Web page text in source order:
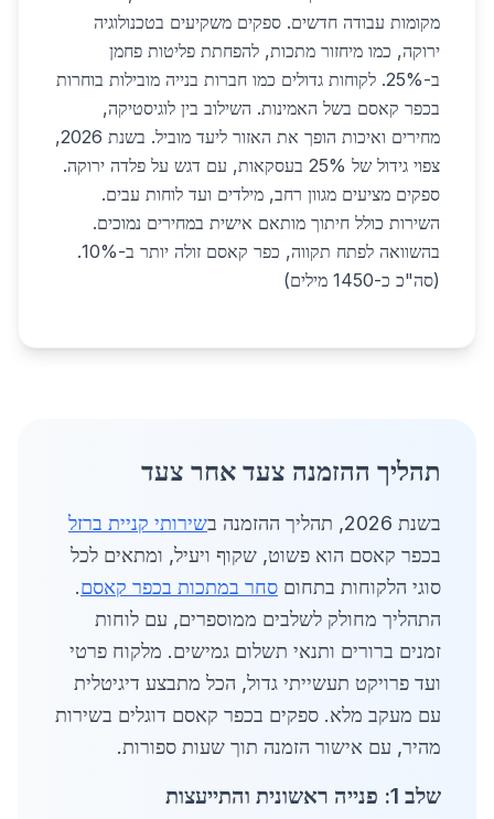
מקומות עבודה חדשים. ספקים משקיעים בטכנולוגיה
ירוקה, כמו מיחזור מתכות, להפחתת פליטות פחמן
ב-25%. לקוחות גדולים כמו חברות בנייה מובילות בוחרות
בכפר קאסם בשל האמינות. השילוב בין לוגיסטיקה,
מחירים ואיכות הופך את האזור ליעד מוביל. בשנת 2026,
צפוי גידול של 25% בעסקאות, עם דגש על פלדה ירוקה.
ספקים מציעים מגוון רחב, מילדים ועד לוחות עבים.
השירות כולל חיתוך מותאם אישית במחירים נמוכים.
בהשוואה לפתח תקווה, כפר קאסם זולה יותר ב-10%.
(סה"כ כ-1450 מילים)
תהליך ההזמנה צעד אחר צעד
בשנת 2026, תהליך ההזמנה ב
שירותי קניית ברזל
בכפר קאסם הוא פשוט, שקוף ויעיל, ומתאים לכל
סוגי הלקוחות בתחום סחר במתכות בכפר קאסם.
התהליך מחולק לשלבים ממוספרים, עם לוחות
זמנים ברורים ותנאי תשלום גמישים. מלקוח פרטי
ועד פרויקט תעשייתי גדול, הכל מתבצע דיגיטלית
עם מעקב מלא. ספקים בכפר קאסם דוגלים בשירות
מהיר, עם אישור הזמנה תוך שעות ספורות.
שלב 1: פנייה ראשונית והתייעצות